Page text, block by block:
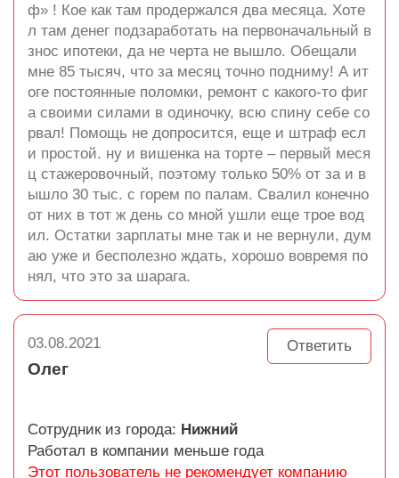
ф» ! Кое как там продержался два месяца. Хоте
л там денег подзаработать на первоначальный в
знос ипотеки, да не черта не вышло. Обещали
мне 85 тысяч, что за месяц точно подниму! А ит
оге постоянные поломки, ремонт с какого-то фиг
а своими силами в одиночку, всю спину себе со
рвал! Помощь не допросится, еще и штраф есл
и простой. ну и вишенка на торте – первый меся
ц стажеровочный, поэтому только 50% от за и в
ышло 30 тыс. с горем по палам. Свалил конечно
от них в тот ж день со мной ушли еще трое вод
ил. Остатки зарплаты мне так и не вернули, дум
аю уже и бесполезно ждать, хорошо вовремя по
нял, что это за шарага.
03.08.2021 Ответить
Олег
Сотрудник из города: Нижний
Работал в компании меньше года
Этот пользователь не рекомендует компанию